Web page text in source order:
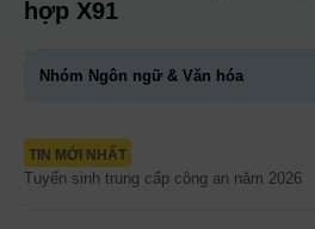
hợp X91
Nhóm Ngôn ngữ & Văn hóa
TIN MỚI NHẤT
Tuyển sinh trung cấp công an năm 2026